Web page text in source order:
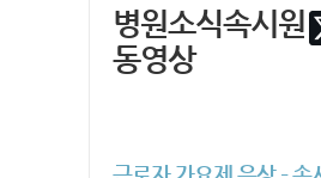
병원소식속시원
동영상